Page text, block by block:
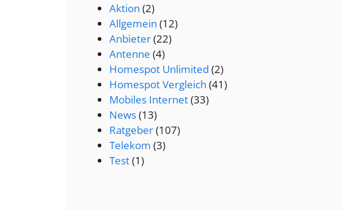
Aktion (2)
Allgemein (12)
Anbieter(22)
Antenne (4)
Homespot Unlimited (2)
Homespot Vergleich (41)
Mobiles Internet(33)
News(13)
Ratgeber(107)
Telekom (3)
Test(1)